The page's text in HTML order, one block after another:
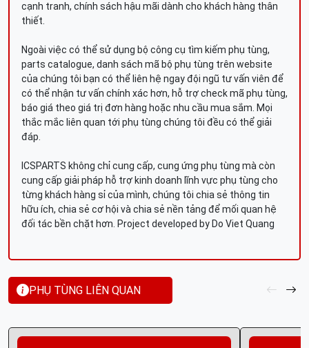
cạnh tranh, chính sách hậu mãi dành cho khách hàng thân
thiết.
Ngoài việc có thể sử dụng bộ công cụ tìm kiếm phụ tùng,
parts catalogue, danh sách mã bộ phụ tùng trên website
của chúng tôi bạn có thể liên hệ ngay đội ngũ tư vấn viên để
có thể nhận tư vấn chính xác hơn, hỗ trợ check mã phụ tùng,
báo giá theo giá trị đơn hàng hoặc nhu cầu mua sắm. Mọi
thắc mắc liên quan tới phụ tùng chúng tôi đều có thể giải
đáp.
ICSPARTS không chỉ cung cấp, cung ứng phụ tùng mà còn
cung cấp giải pháp hỗ trợ kinh doanh lĩnh vực phụ tùng cho
từng khách hàng sỉ của mình, chúng tôi chia sẻ thông tin
hữu ích, chia sẻ cơ hội và chia sẻ nền tảng để mối quan hệ
đối tác bền chặt hơn. Project developed by Do Viet Quang
PHỤ TÙNG LIÊN QUAN